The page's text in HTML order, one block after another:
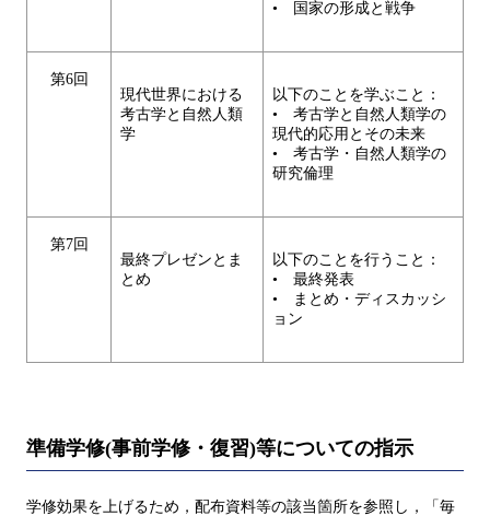
• 国家の形成と戦争
第6回
現代世界における
考古学と自然人類
学
以下のことを学ぶこと：
• 考古学と自然人類学の
現代的応用とその未来
• 考古学・自然人類学の
研究倫理
第7回
最終プレゼンとま
とめ
以下のことを行うこと：
• 最終発表
• まとめ・ディスカッシ
ョン
準備学修(事前学修・復習)等についての指示
学修効果を上げるため，配布資料等の該当箇所を参照し，「毎